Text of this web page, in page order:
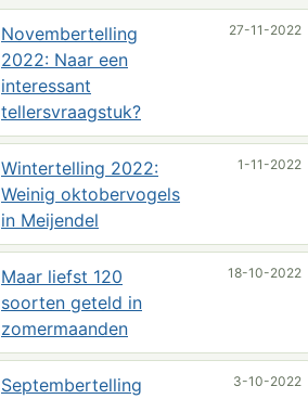
Novembertelling
2022: Naar een
interessant
tellersvraagstuk?
27-11-2022
Wintertelling 2022:
Weinig oktobervogels
in Meijendel
1-11-2022
Maar liefst 120
soorten geteld in
zomermaanden
18-10-2022
Septembertelling
3-10-2022